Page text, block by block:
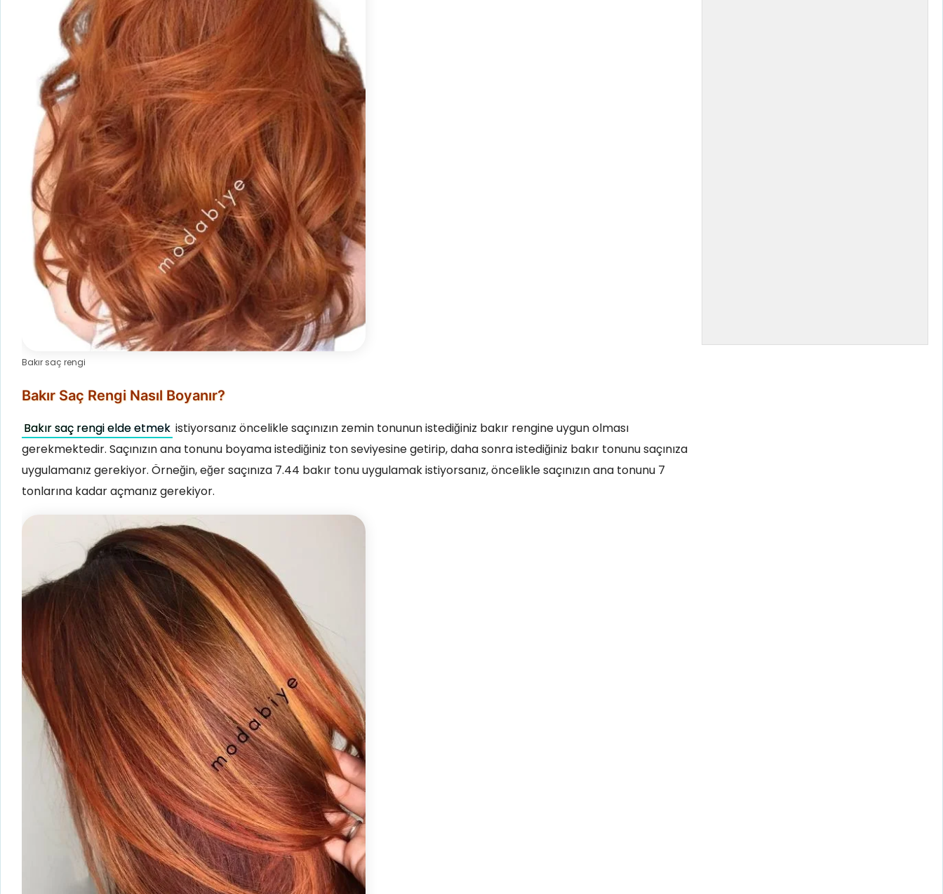
Bakır saç rengi
Bakır Saç Rengi Nasıl Boyanır?
Bakır saç rengi elde etmek istiyorsanız öncelikle saçınızın zemin tonunun istediğiniz bakır rengine uygun olması
gerekmektedir. Saçınızın ana tonunu boyama istediğiniz ton seviyesine getirip, daha sonra istediğiniz bakır tonunu saçınıza
uygulamanız gerekiyor. Örneğin, eğer saçınıza 7.44 bakır tonu uygulamak istiyorsanız, öncelikle saçınızın ana tonunu 7
tonlarına kadar açmanız gerekiyor.